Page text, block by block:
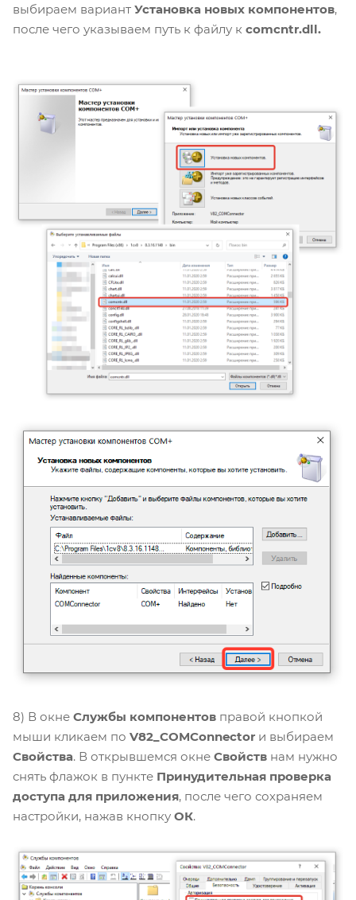
выбираем вариант Установка новых компонентов,
после чего указываем путь к файлу к comcntr.dll.
8) В окне Службы компонентов правой кнопкой
мыши кликаем по V82_COMConnector и выбираем
Свойства. В открывшемся окне Свойств нам нужно
снять флажок в пункте Принудительная проверка
доступа для приложения, после чего сохраняем
настройки, нажав кнопку ОК.